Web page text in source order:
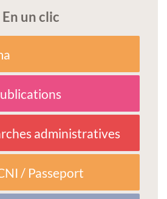
En un clic
administratives
/ Passeport